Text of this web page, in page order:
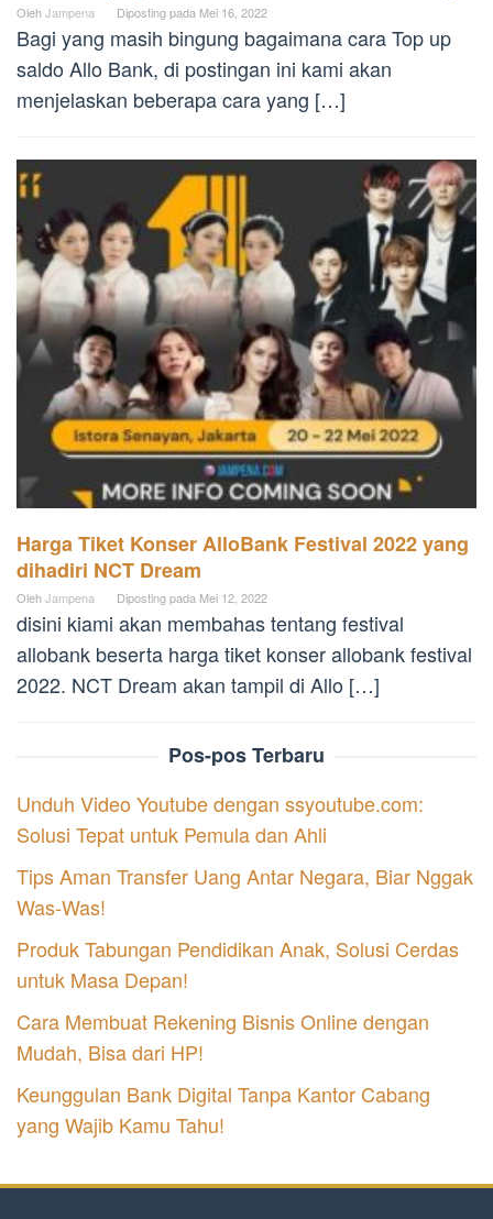
OlehJampena Diposting pada Mei 16, 2022
Bagi yang masih bingung bagaimana cara Top up
saldo Allo Bank, di postingan ini kami akan
menjelaskan beberapa cara yang […]
Harga Tiket Konser AlloBank Festival 2022 yang
dihadiri NCT Dream
OlehJampena Diposting pada Mei 12, 2022
disini kiami akan membahas tentang festival
allobank beserta harga tiket konser allobank festival
2022. NCT Dream akan tampil di Allo […]
Pos-pos Terbaru
Unduh Video Youtube dengan ssyoutube.com:
Solusi Tepat untuk Pemula dan Ahli
Tips Aman Transfer Uang Antar Negara, Biar Nggak
Was-Was!
Produk Tabungan Pendidikan Anak, Solusi Cerdas
untuk Masa Depan!
Cara Membuat Rekening Bisnis Online dengan
Mudah, Bisa dari HP!
Keunggulan Bank Digital Tanpa Kantor Cabang
yang Wajib Kamu Tahu!